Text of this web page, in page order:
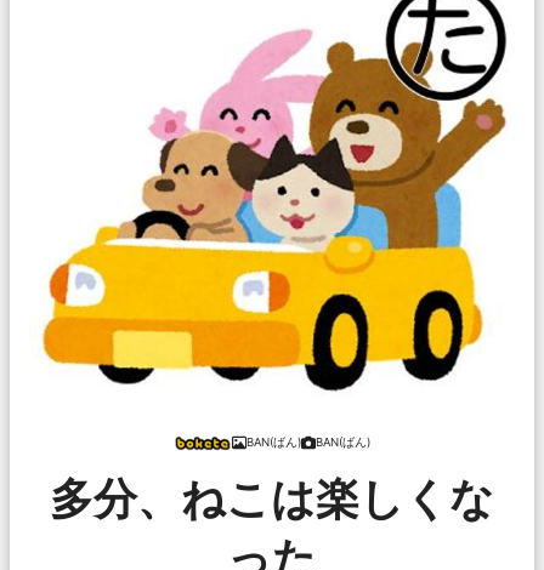
BAN(ばん) BAN(ばん)
多分、ねこは楽しくな
った